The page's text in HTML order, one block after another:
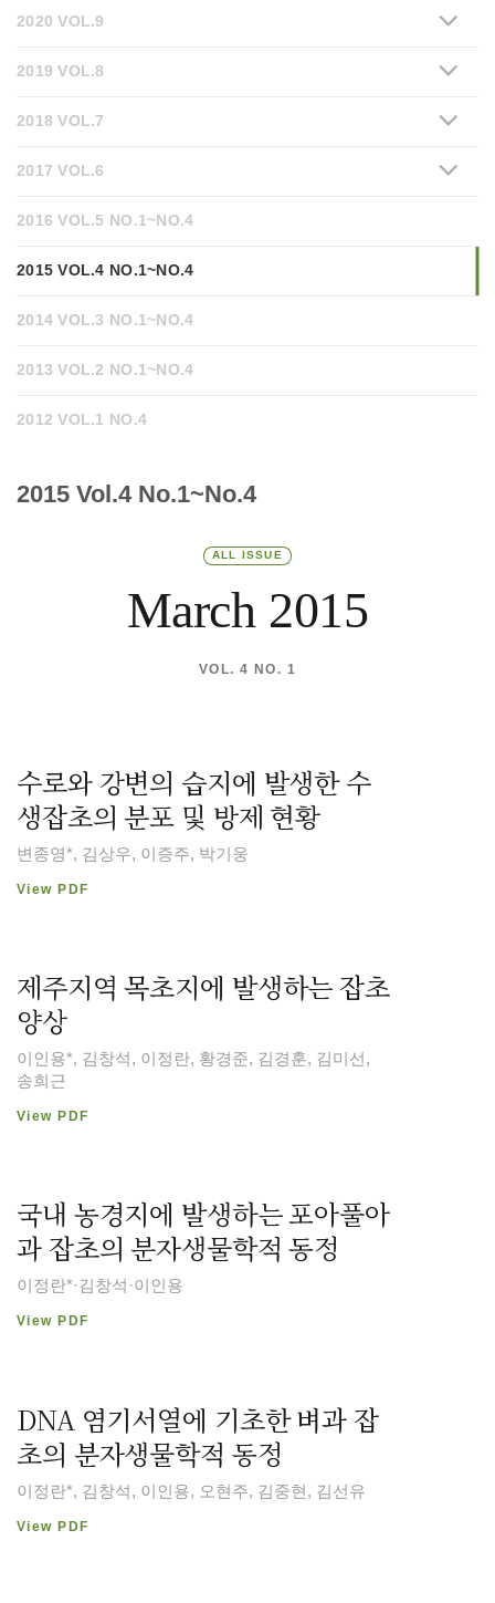
2020 VOL.9
2019 VOL.8
2018 VOL.7
2017 VOL.6
2016 VOL.5 NO.1~NO.4
2015 VOL.4 NO.1~NO.4
2014 VOL.3 NO.1~NO.4
2013 VOL.2 NO.1~NO.4
2012 VOL.1 NO.4
2015 Vol.4 No.1~No.4
ALL ISSUE
March 2015
VOL. 4 NO. 1
수로와 강변의 습지에 발생한 수
생잡초의 분포 및 방제 현황
변종영*, 김상우, 이증주, 박기웅
View PDF
제주지역 목초지에 발생하는 잡초
양상
이인용*, 김창석, 이정란, 황경준, 김경훈, 김미선,
송희근
View PDF
국내 농경지에 발생하는 포아풀아
과 잡초의 분자생물학적 동정
이정란*·김창석·이인용
View PDF
DNA 염기서열에 기초한 벼과 잡
초의 분자생물학적 동정
이정란*, 김창석, 이인용, 오현주, 김중현, 김선유
View PDF